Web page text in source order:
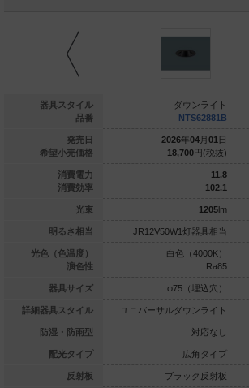
器具スタイル
品番
発売日
希望小売価格
消費電力
消費効率
光束
明るさ相当
光色（色温度）
演色性
器具サイズ
詳細器具スタイル
防湿・防雨型
配光タイプ
反射板
ダウンライト
円(税抜)
7.1
100
灯器具相当
白色（4000K）
φ75（埋込穴）
ダウンライト
対応なし
広角タイプ
ダウンライト
NTS62881B
2026年04 月 01 日
18,700円(税抜)
11.8
102.1
1205lm
JR12V50W1灯器具相当
白色（4000K）
Ra85
φ75（埋込穴）
ユニバーサルダウンライト
対応なし
広角タイプ
ブラック反射板